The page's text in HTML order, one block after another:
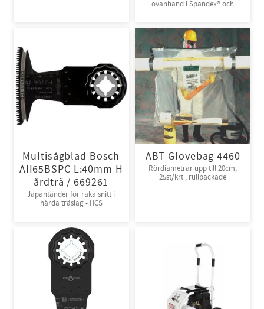
ovanhand i Spandex® och
Multisågblad Bosch
AII65BSPC L:40mm H
årdträ / 669261
Japantänder för raka snitt i
hårda träslag - HCS
ABT Glovebag 4460
Rördiametrar upp till 20cm,
25st/krt , rullpackade